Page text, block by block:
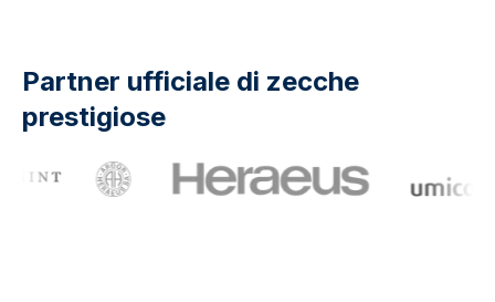
Partner ufficiale di zecche
prestigiose